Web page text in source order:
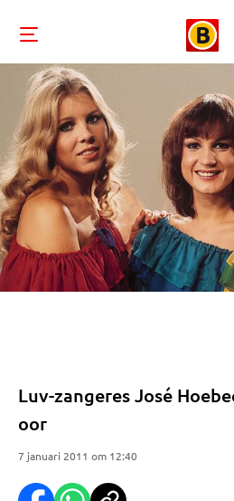
Luv-zangeres José
oor
7 januari 2011 om 12:40